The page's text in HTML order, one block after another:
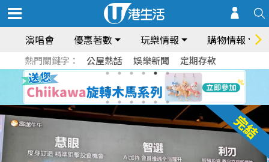
演唱會 優惠著數 玩樂情報 購物情報
熱門關鍵字： 公屋熱話 娛樂新聞 定期存款